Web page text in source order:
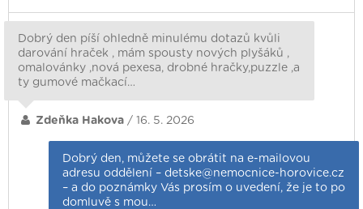
Dobrý den píší ohledně minulému dotazů kvůli
darování hraček , mám spousty nových plyšáků ,
omalovánky ,nová pexesa, drobné hračky,puzzle ,a
ty gumové mačkací…
Zdeňka Hakova / 16. 5. 2026
Dobrý den, můžete se obrátit na e-mailovou
adresu oddělení – detske@nemocnice-horovice.cz
– a do poznámky Vás prosím o uvedení, že je to po
domluvě s mou…